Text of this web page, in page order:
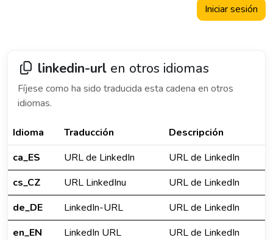
Iniciar sesión
linkedin-url en otros idiomas
Fíjese como ha sido traducida esta cadena en otros
idiomas.
Idioma Traducción
Descripción
ca_ES
URL de LinkedIn
URL de LinkedIn
cs_CZ
URL LinkedInu
URL de LinkedIn
de_DE
LinkedIn-URL
URL de LinkedIn
en_EN
LinkedIn URL
URL de LinkedIn